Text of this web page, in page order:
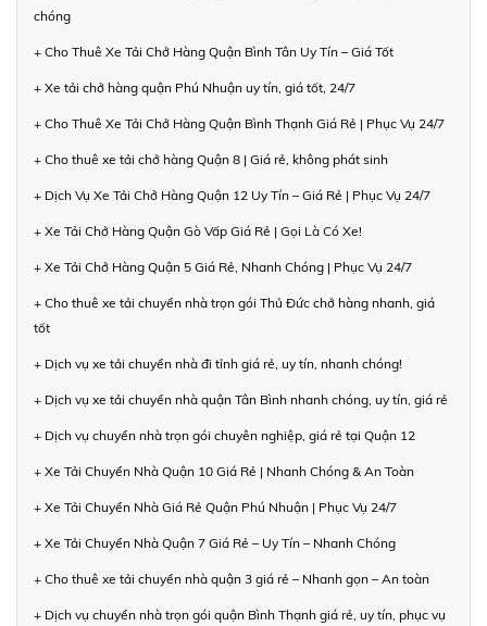
chóng
+ Cho Thuê Xe Tải Chở Hàng Quận Bình Tân Uy Tín – Giá Tốt
+ Xe tải chở hàng quận Phú Nhuận uy tín, giá tốt, 24/7
+ Cho Thuê Xe Tải Chở Hàng Quận Bình Thạnh Giá Rẻ | Phục Vụ 24/7
+ Cho thuê xe tải chở hàng Quận 8 | Giá rẻ, không phát sinh
+ Dịch Vụ Xe Tải Chở Hàng Quận 12 Uy Tín – Giá Rẻ | Phục Vụ 24/7
+ Xe Tải Chở Hàng Quận Gò Vấp Giá Rẻ | Gọi Là Có Xe!
+ Xe Tải Chở Hàng Quận 5 Giá Rẻ, Nhanh Chóng | Phục Vụ 24/7
+ Cho thuê xe tải chuyển nhà trọn gói Thủ Đức chở hàng nhanh, giá
tốt
+ Dịch vụ xe tải chuyển nhà đi tỉnh giá rẻ, uy tín, nhanh chóng!
+ Dịch vụ xe tải chuyển nhà quận Tân Bình nhanh chóng, uy tín, giá rẻ
+ Dịch vụ chuyển nhà trọn gói chuyên nghiệp, giá rẻ tại Quận 12
+ Xe Tải Chuyển Nhà Quận 10 Giá Rẻ | Nhanh Chóng & An Toàn
+ Xe Tải Chuyển Nhà Giá Rẻ Quận Phú Nhuận | Phục Vụ 24/7
+ Xe Tải Chuyển Nhà Quận 7 Giá Rẻ – Uy Tín – Nhanh Chóng
+ Cho thuê xe tải chuyển nhà quận 3 giá rẻ – Nhanh gọn – An toàn
+ Dịch vụ chuyển nhà trọn gói quận Bình Thạnh giá rẻ, uy tín, phục vụ